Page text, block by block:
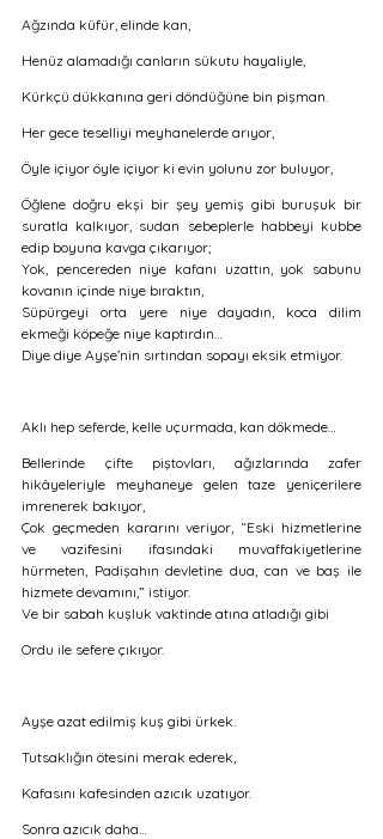
Ağzında küfür, elinde kan,
Henüz alamadığı canların sükutu hayaliyle,
Kürkçü dükkanına geri döndüğüne bin pişman.
Her gece teselliyi meyhanelerde arıyor,
Öyle içiyor öyle içiyor ki evin yolunu zor buluyor,
Öğlene doğru ekşi bir şey yemiş gibi buruşuk bir
suratla kalkıyor, sudan sebeplerle habbeyi kubbe
edip boyuna kavga çıkarıyor;
Yok, pencereden niye kafanı uzattın, yok sabunu
kovanın içinde niye bıraktın,
Süpürgeyi orta yere niye dayadın, koca dilim
ekmeği köpeğe niye kaptırdın…
Diye diye Ayşe’nin sırtından sopayı eksik etmiyor.
Aklı hep seferde, kelle uçurmada, kan dökmede…
Bellerinde çifte piştovları, ağızlarında zafer
hikâyeleriyle meyhaneye gelen taze yeniçerilere
imrenerek bakıyor,
Çok geçmeden kararını veriyor, “Eski hizmetlerine
ve vazifesini ifasındaki muvaffakiyetlerine
hürmeten, Padişahın devletine dua, can ve baş ile
hizmete devamını,” istiyor.
Ve bir sabah kuşluk vaktinde atına atladığı gibi
Ordu ile sefere çıkıyor.
Ayşe azat edilmiş kuş gibi ürkek.
Tutsaklığın ötesini merak ederek,
Kafasını kafesinden azıcık uzatıyor.
Sonra azıcık daha…